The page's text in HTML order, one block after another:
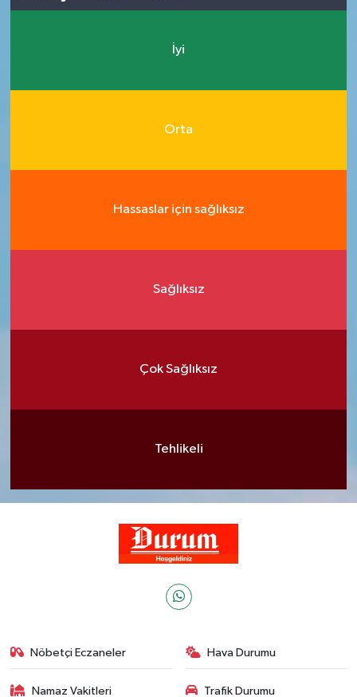
İyi
Orta
Hassaslar için sağlıksız
Sağlıksız
Çok Sağlıksız
Tehlikeli
Nöbetçi Eczaneler Hava Durumu
Namaz Vakitleri Trafik Durumu